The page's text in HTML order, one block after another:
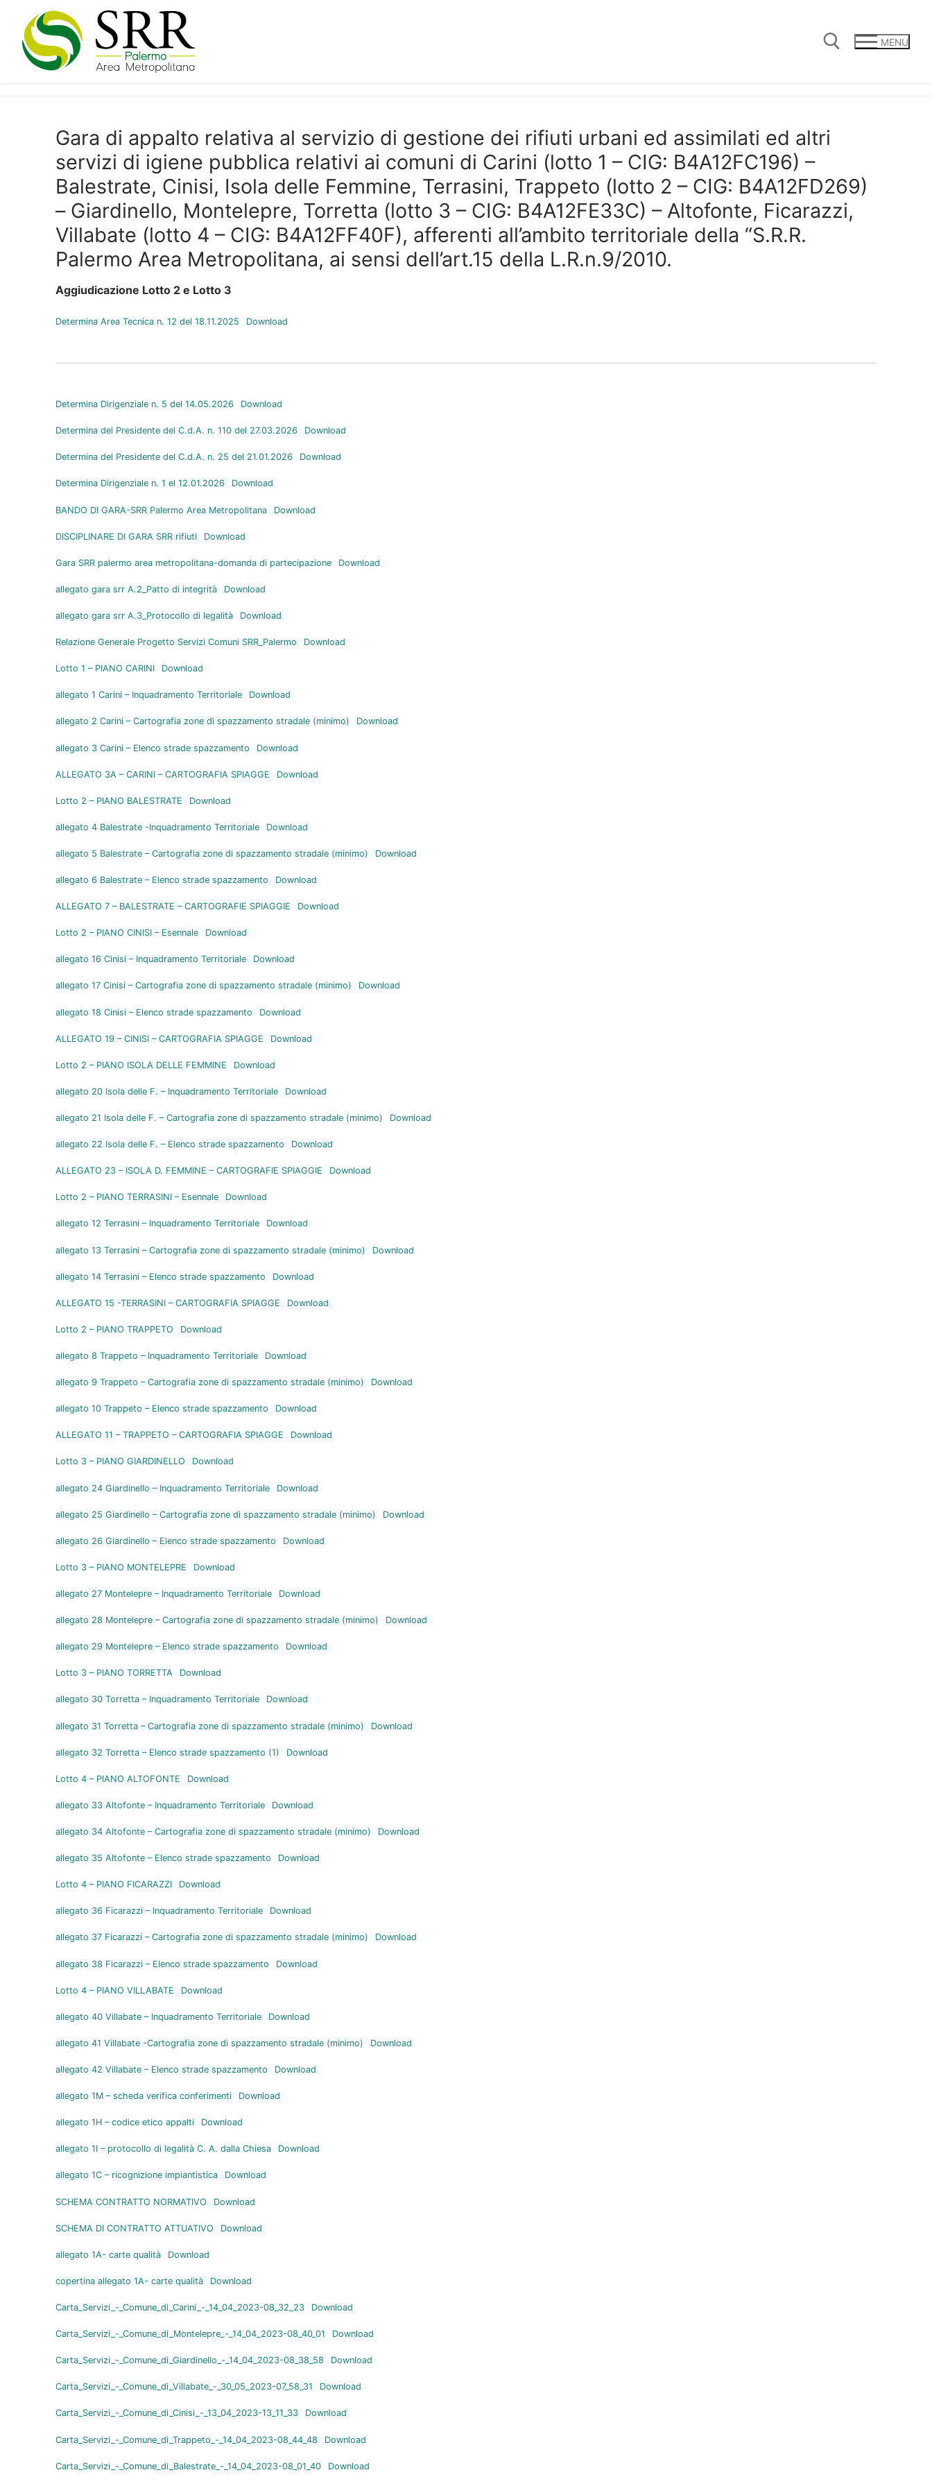
contenuto
MENU
Gara di appalto relativa al servizio di gestione dei rifiuti urbani ed assimilati ed altri
servizi di igiene pubblica relativi ai comuni di Carini (lotto 1 – CIG: B4A12FC196) –
Balestrate, Cinisi, Isola delle Femmine, Terrasini, Trappeto (lotto 2 – CIG: B4A12FD269)
– Giardinello, Montelepre, Torretta (lotto 3 – CIG: B4A12FE33C) – Altofonte, Ficarazzi,
Villabate (lotto 4 – CIG: B4A12FF40F), afferenti all’ambito territoriale della “S.R.R.
Palermo Area Metropolitana, ai sensi dell’art.15 della L.R.n.9/2010.
Aggiudicazione Lotto 2 e Lotto 3
Determina Area Tecnica n. 12 del 18.11.2025 Download
Determina Dirigenziale n. 5 del 14.05.2026 Download
Determina del Presidente del C.d.A. n. 110 del 27.03.2026 Download
Determina del Presidente del C.d.A. n. 25 del 21.01.2026 Download
Determina Dirigenziale n. 1 el 12.01.2026 Download
BANDO DI GARA-SRR Palermo Area Metropolitana Download
DISCIPLINARE DI GARA SRR rifiuti Download
Gara SRR palermo area metropolitana-domanda di partecipazione Download
allegato gara srr A.2_Patto di integrità Download
allegato gara srr A.3_Protocollo di legalità Download
Relazione Generale Progetto Servizi Comuni SRR_Palermo Download
Lotto 1 – PIANO CARINI Download
allegato 1 Carini – Inquadramento Territoriale Download
allegato 2 Carini – Cartografia zone di spazzamento stradale (minimo) Download
allegato 3 Carini – Elenco strade spazzamento Download
ALLEGATO 3A – CARINI – CARTOGRAFIA SPIAGGE Download
Lotto 2 – PIANO BALESTRATE Download
allegato 4 Balestrate -Inquadramento Territoriale Download
allegato 5 Balestrate – Cartografia zone di spazzamento stradale (minimo) Download
allegato 6 Balestrate – Elenco strade spazzamento Download
ALLEGATO 7 – BALESTRATE – CARTOGRAFIE SPIAGGIE Download
Lotto 2 – PIANO CINISI – Esennale Download
allegato 16 Cinisi – Inquadramento Territoriale Download
allegato 17 Cinisi – Cartografia zone di spazzamento stradale (minimo) Download
allegato 18 Cinisi – Elenco strade spazzamento Download
ALLEGATO 19 – CINISI – CARTOGRAFIA SPIAGGE Download
Lotto 2 – PIANO ISOLA DELLE FEMMINE Download
allegato 20 Isola delle F. – Inquadramento Territoriale Download
allegato 21 Isola delle F. – Cartografia zone di spazzamento stradale (minimo) Download
allegato 22 Isola delle F. – Elenco strade spazzamento Download
ALLEGATO 23 – ISOLA D. FEMMINE – CARTOGRAFIE SPIAGGIE Download
Lotto 2 – PIANO TERRASINI – Esennale Download
allegato 12 Terrasini – Inquadramento Territoriale Download
allegato 13 Terrasini – Cartografia zone di spazzamento stradale (minimo) Download
allegato 14 Terrasini – Elenco strade spazzamento Download
ALLEGATO 15 -TERRASINI – CARTOGRAFIA SPIAGGE Download
Lotto 2 – PIANO TRAPPETO Download
allegato 8 Trappeto – Inquadramento Territoriale Download
allegato 9 Trappeto – Cartografia zone di spazzamento stradale (minimo) Download
allegato 10 Trappeto – Elenco strade spazzamento Download
ALLEGATO 11 – TRAPPETO – CARTOGRAFIA SPIAGGE Download
Lotto 3 – PIANO GIARDINELLO Download
allegato 24 Giardinello – Inquadramento Territoriale Download
allegato 25 Giardinello – Cartografia zone di spazzamento stradale (minimo) Download
allegato 26 Giardinello – Elenco strade spazzamento Download
Lotto 3 – PIANO MONTELEPRE Download
allegato 27 Montelepre – Inquadramento Territoriale Download
allegato 28 Montelepre – Cartografia zone di spazzamento stradale (minimo) Download
allegato 29 Montelepre – Elenco strade spazzamento Download
Lotto 3 – PIANO TORRETTA Download
allegato 30 Torretta – Inquadramento Territoriale Download
allegato 31 Torretta – Cartografia zone di spazzamento stradale (minimo) Download
allegato 32 Torretta – Elenco strade spazzamento (1) Download
Lotto 4 – PIANO ALTOFONTE Download
allegato 33 Altofonte – Inquadramento Territoriale Download
allegato 34 Altofonte – Cartografia zone di spazzamento stradale (minimo) Download
allegato 35 Altofonte – Elenco strade spazzamento Download
Lotto 4 – PIANO FICARAZZI Download
allegato 36 Ficarazzi – Inquadramento Territoriale Download
allegato 37 Ficarazzi – Cartografia zone di spazzamento stradale (minimo) Download
allegato 38 Ficarazzi – Elenco strade spazzamento Download
Lotto 4 – PIANO VILLABATE Download
allegato 40 Villabate – Inquadramento Territoriale Download
allegato 41 Villabate -Cartografia zone di spazzamento stradale (minimo) Download
allegato 42 Villabate – Elenco strade spazzamento Download
allegato 1M – scheda verifica conferimenti Download
allegato 1H – codice etico appalti Download
allegato 1I – protocollo di legalità C. A. dalla Chiesa Download
allegato 1C – ricognizione impiantistica Download
SCHEMA CONTRATTO NORMATIVO Download
SCHEMA DI CONTRATTO ATTUATIVO Download
allegato 1A- carte qualità Download
copertina allegato 1A- carte qualità Download
Carta_Servizi_-_Comune_di_Carini_-_14_04_2023-08_32_23 Download
Carta_Servizi_-_Comune_di_Montelepre_-_14_04_2023-08_40_01 Download
Carta_Servizi_-_Comune_di_Giardinello_-_14_04_2023-08_38_58 Download
Carta_Servizi_-_Comune_di_Villabate_-_30_05_2023-07_58_31 Download
Carta_Servizi_-_Comune_di_Cinisi_-_13_04_2023-13_11_33 Download
Carta_Servizi_-_Comune_di_Trappeto_-_14_04_2023-08_44_48 Download
Carta_Servizi_-_Comune_di_Balestrate_-_14_04_2023-08_01_40 Download